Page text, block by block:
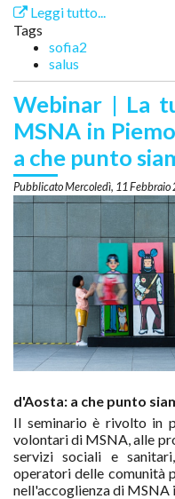
Leggi tutto...
Tags
sofia2
salus
Webinar | La
MSNA in
a che punto
Mercoledì, 11 Febbraio
d'Aosta: a che punto
Il seminario è rivolto in
volontari di MSNA, alle
servizi sociali e
operatori delle comunità
nell'accoglienza di MSNA